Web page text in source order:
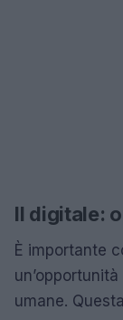
Il digitale:
È importante
umane.